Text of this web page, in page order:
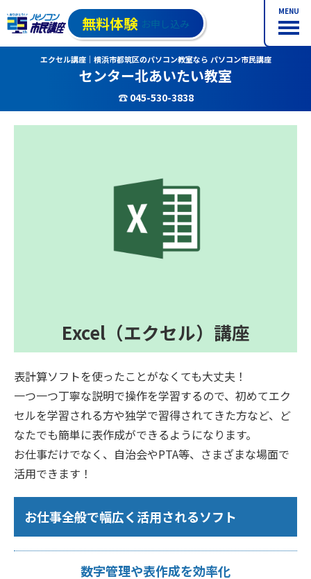
MENU
無料体験 お申し込み
エクセル講座｜横浜市都筑区のパソコン教室なら パソコン市民講座
センター北あいたい教室
☎ 045-530-3838
Excel（エクセル）講座
表計算ソフトを使ったことがなくても大丈夫！
一つ一つ丁寧な説明で操作を学習するので、初めてエク
セルを学習される方や独学で習得されてきた方など、ど
なたでも簡単に表作成ができるようになります。
お仕事だけでなく、自治会やPTA等、さまざまな場面で
活用できます！
お仕事全般で幅広く活用されるソフト
数字管理や表作成を効率化